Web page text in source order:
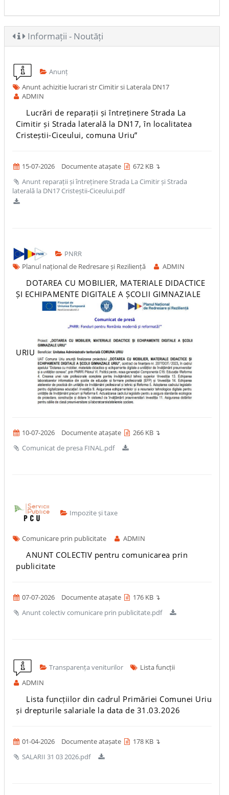
Informații - Noutăți
Anunț
Anunt achizitie lucrari str Cimitir si Laterala DN17
ADMIN
Lucrări de reparații și întreținere Strada La
Cimitir și Strada laterală la DN17, în localitatea
Cristeștii-Ciceului, comuna Uriu”
15-07-2026 Documente atașate
672 KB ↴
Anunt reparații și întreținere Strada La Cimitir și Strada
laterală la DN17 Cristeștii-Ciceului.pdf
PNRR
Planul național de Redresare și Reziliență
ADMIN
DOTAREA CU MOBILIER, MATERIALE DIDACTICE
ȘI ECHIPAMENTE DIGITALE A ȘCOLII GIMNAZIALE
URIU
10-07-2026 Documente atașate
266 KB ↴
Comunicat de presa FINAL.pdf
Impozite și taxe
Comunicare prin publicitate ADMIN
ANUNT COLECTIV pentru comunicarea prin
publicitate
07-07-2026 Documente atașate
176 KB ↴
Anunt colectiv comunicare prin publicitate.pdf
Transparența veniturilor
Lista funcții
ADMIN
Lista funcțiilor din cadrul Primăriei Comunei Uriu
și drepturile salariale la data de 31.03.2026
01-04-2026 Documente atașate
178 KB ↴
SALARII 31 03 2026.pdf